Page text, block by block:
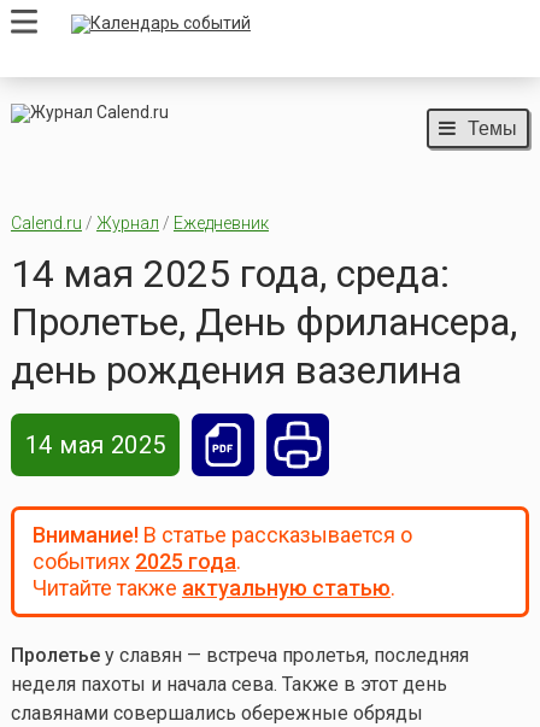
Темы
Calend.ru / Журнал / Ежедневник
14 мая 2025 года, среда:
Пролетье, День фрилансера,
день рождения вазелина
14 мая 2025
Внимание!В статье рассказывается о
событиях 2025 года.
Читайте также актуальную статью.
Пролетьеу славян — встреча пролетья, последняя
неделя пахоты и начала сева. Также в этот день
славянами совершались обережные обряды